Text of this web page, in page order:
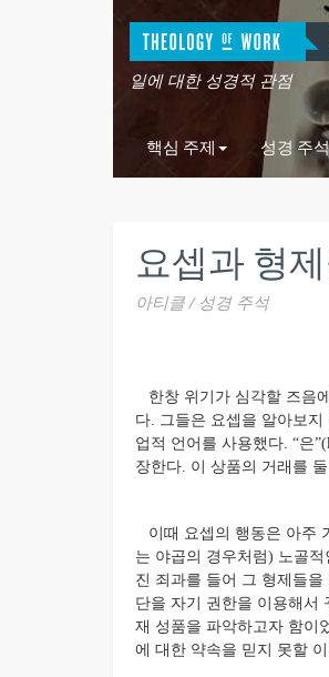
일에 대한 성경적 관점
핵심 주제 성경 주석
요셉과 형
아티클 / 성경 주석
한창 위기가 심각할 즈음
다. 그들은 요셉을 알아보
업적 언어를 사용했다. “은
장한다. 이 상품의 거래를
이때 요셉의 행동은 아주
는 야곱의 경우처럼) 노골
진 죄과를 들어 그 형제들을
단을 자기 권한을 이용해서
재 성품을 파악하고자 함이
에 대한 약속을 믿지 못할